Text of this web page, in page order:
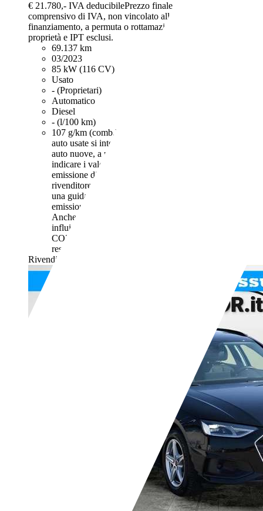
€ 21.780,- IVA deducibilePrezzo finale offerto al pubblico,
comprensivo di IVA, non vincolato all’acquisto di un
finanziamento, a permuta o rottamazione. Passaggio di
proprietà e IPT esclusi.
69.137 km
03/2023
85 kW (116 CV)
Usato
- (Proprietari)
Automatico
Diesel
- (l/100 km)
107 g/km (comb.)
auto usate si intendono riferiti al ciclo NEDC. Per le
auto nuove, a partire dal 16.2.2021, iI rivenditore deve
indicare i valori relativi al consumo di carburante ed
emissione di CO2 misurati con il ciclo WLTP. Il
rivenditore deve rendere disponibile nel punto vendita
una guida gratuita su risparmio di carburante e
emissioni di CO2 dei nuovi modelli di autovetture.
Anche stile di guida e altri fattori non tecnici
influiscono su consumo di carburante e emissioni di
CO2. Il CO2 è il gas a effetto serra principalmente
responsabile del riscaldamento terrestre.
Rivenditore,